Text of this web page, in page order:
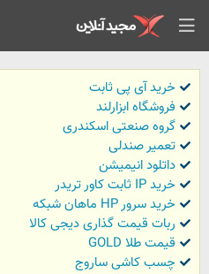
خرید آی پی ثابت
فروشگاه ابزارلند
گروه صنعتی اسکندری
تعمیر صندلی
داتلود انیمیشن
خرید IP ثابت کاور تریدر
خرید سرور HP ماهان شبکه
ربات قیمت گذاری دیجی کالا
قیمت طلا GOLD
چسب کاشی ساروج